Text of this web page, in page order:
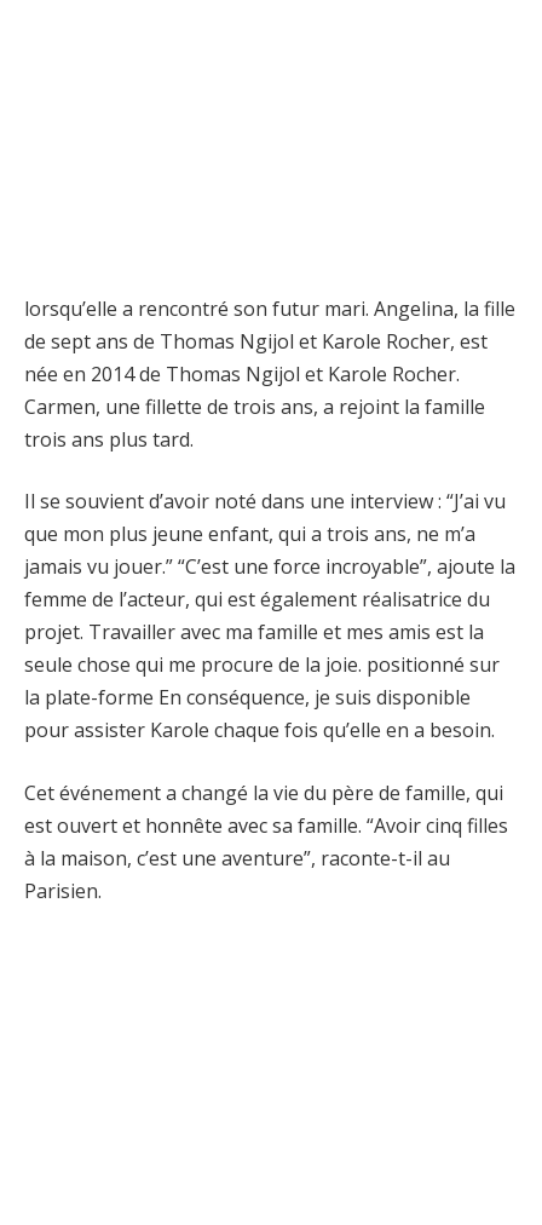
lorsqu’elle a rencontré son futur mari. Angelina, la fille
de sept ans de Thomas Ngijol et Karole Rocher, est
née en 2014 de Thomas Ngijol et Karole Rocher.
Carmen, une fillette de trois ans, a rejoint la famille
trois ans plus tard.
Il se souvient d’avoir noté dans une interview : “J’ai vu
que mon plus jeune enfant, qui a trois ans, ne m’a
jamais vu jouer.” “C’est une force incroyable”, ajoute la
femme de l’acteur, qui est également réalisatrice du
projet. Travailler avec ma famille et mes amis est la
seule chose qui me procure de la joie. positionné sur
la plate-forme En conséquence, je suis disponible
pour assister Karole chaque fois qu’elle en a besoin.
Cet événement a changé la vie du père de famille, qui
est ouvert et honnête avec sa famille. “Avoir cinq filles
à la maison, c’est une aventure”, raconte-t-il au
Parisien.